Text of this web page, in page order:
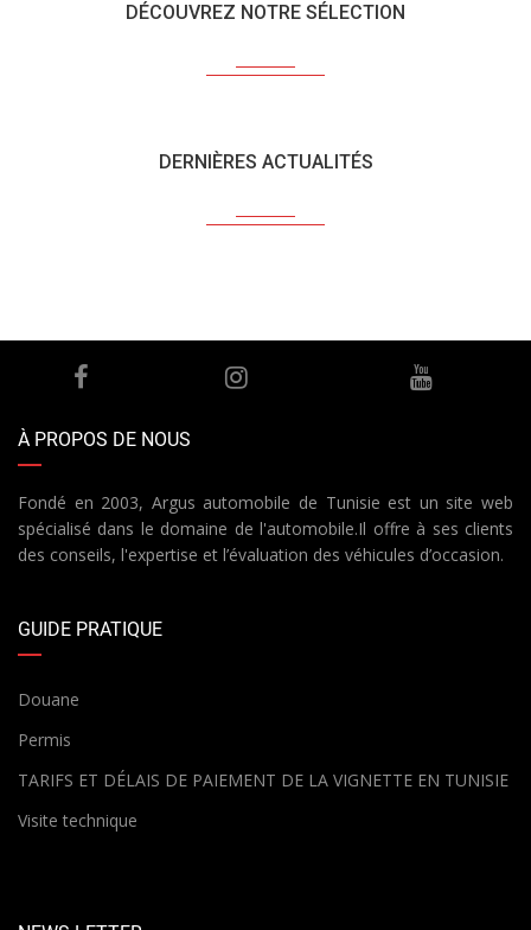
DÉCOUVREZ NOTRE SÉLECTION
DERNIÈRES ACTUALITÉS
À PROPOS DE NOUS
Fondé en 2003, Argus automobile de Tunisie est un site web
spécialisé dans le domaine de l'automobile.Il offre à ses clients
des conseils, l'expertise et l’évaluation des véhicules d’occasion.
GUIDE PRATIQUE
Douane
Permis
TARIFS ET DÉLAIS DE PAIEMENT DE LA VIGNETTE EN TUNISIE
Visite technique